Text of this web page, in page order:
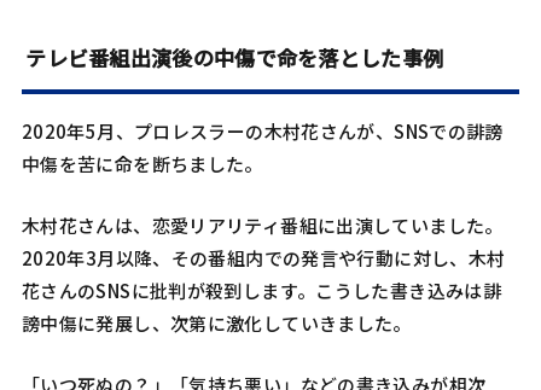
テレビ番組出演後の中傷で命を落とした事例
2020年5月、プロレスラーの木村花さんが、SNSでの誹謗
中傷を苦に命を断ちました。
木村花さんは、恋愛リアリティ番組に出演していました。
2020年3月以降、その番組内での発言や行動に対し、木村
花さんのSNSに批判が殺到します。こうした書き込みは誹
謗中傷に発展し、次第に激化していきました。
「いつ死ぬの？」「気持ち悪い」などの書き込みが相次